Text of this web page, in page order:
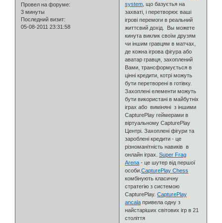
Провел на форуме:
3 минуты
Последний визит:
05-08-2011 23:31:58
system , що базуєтья на
захваті, і перетворює ваші
ігрові перемоги в реальний
життєвий дохід. Вы можете
кинута виклик своїм друзям
чи іншим гравцям в матчах,
де кожна ігрова фігура або
аватар гравця, захоплений
Вами, трансформується в
цінні кредити, котрі можуть
бути перетворені в готівку.
Захоплені елементи можуть
бути використані в майбутніх
іграх або виміняні з іншими
CapturePlay геймерами в
віртуальному CapturePlay
Центрі. Захоплені фігури та
зароблені кредити - це
різноманітність навиків в
онлайн іграх.Super Frag
Arena - це шутер від першої
особи.CapturePlay Chess
комбінують класичну
стратегію з системою
CapturePlay.CapturePlay
ancala привела одну з
найстаріших світових ігр в 21
століття